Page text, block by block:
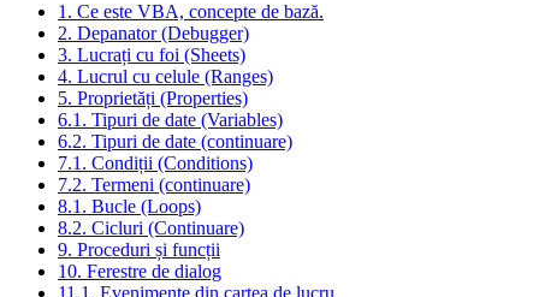
1. Ce este VBA, concepte de bază.
2. Depanator (Debugger)
3. Lucrați cu foi (Sheets)
4. Lucrul cu celule (Ranges)
5. Proprietăți (Properties)
6.1. Tipuri de date (Variables)
6.2. Tipuri de date (continuare)
7.1. Condiții (Conditions)
7.2. Termeni (continuare)
8.1. Bucle (Loops)
8.2. Cicluri (Continuare)
9. Proceduri și funcții
10. Ferestre de dialog